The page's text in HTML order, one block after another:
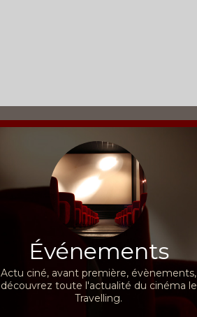
Événements
Actu ciné, avant première, évènements,
découvrez toute l'actualité du cinéma le
Travelling.